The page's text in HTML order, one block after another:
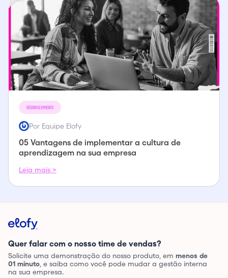
DESENVOLVIMENTO
Por Equipe Elofy
05 Vantagens de implementar a cultura de
aprendizagem na sua empresa
Leia mais >
Quer falar com o nosso time de vendas?
Solicite uma demonstração do nosso produto, em menos de
01 minuto , e saiba como você pode mudar a gestão interna
na sua empresa.